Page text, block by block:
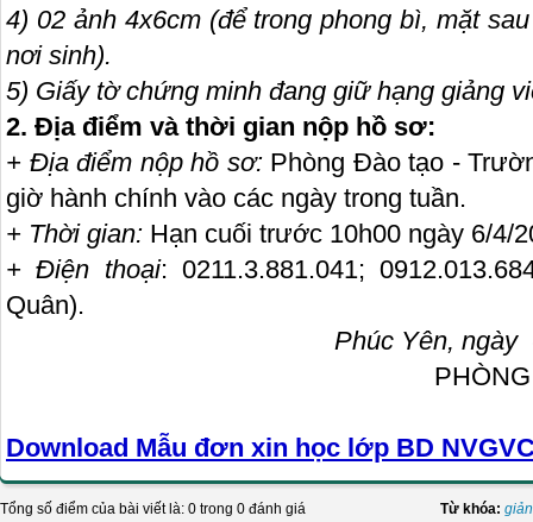
4) 02 ảnh 4x6cm (để trong phong bì, mặt
nơi sinh).
5) Giấy tờ chứng minh đang giữ hạng giảng
2. Địa điểm và thời gian nộp hồ sơ:
+ Địa điểm nộp hồ sơ: Phòng Đào tạo -
giờ hành chính vào các ngày trong tuần.
+ Thời gian: Hạn cuối trước 10h00 ngày 6/4/
+ Điện thoại: 0211.3.881.041;
Quân).
Phúc Yên, ngày
PHÒNG ĐÀO
Download Mẫu đơn xin học lớp BD
Tổng số điểm của bài viết là: 0 trong 0 đánh giá
Từ khóa: